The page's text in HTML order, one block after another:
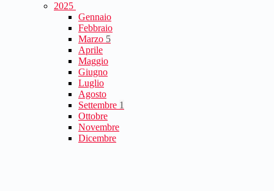
2025
Gennaio
Febbraio
Marzo 5
Aprile
Maggio
Giugno
Luglio
Agosto
Settembre 1
Ottobre
Novembre
Dicembre